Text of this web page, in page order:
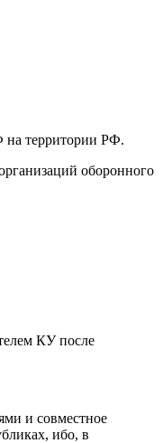
на территории РФ.
оборонного
КУ после
и совместное
ибо, в